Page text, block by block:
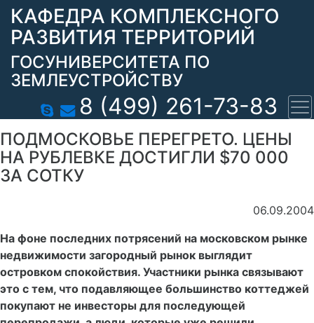
КАФЕДРА КОМПЛЕКСНОГО
РАЗВИТИЯ ТЕРРИТОРИЙ
ГОСУНИВЕРСИТЕТА ПО
ЗЕМЛЕУСТРОЙСТВУ
8 (499) 261-73-83
ПОДМОСКОВЬЕ ПЕРЕГРЕТО. ЦЕНЫ
НА РУБЛЕВКЕ ДОСТИГЛИ $70 000
ЗА СОТКУ
06.09.2004
На фоне последних потрясений на московском рынке
недвижимости загородный рынок выглядит
островком спокойствия. Участники рынка связывают
это с тем, что подавляющее большинство коттеджей
покупают не инвесторы для последующей